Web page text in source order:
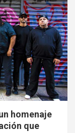
homenaje
que